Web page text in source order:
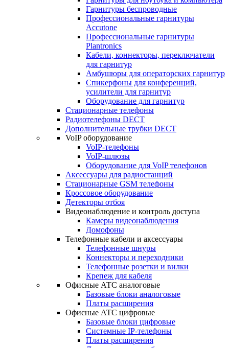
Гарнитуры беспроводные
Профессиональные гарнитуры
Accutone
Профессиональные гарнитуры
Plantronics
Кабели, коннекторы, переключатели
для гарнитур
Амбушюры для операторских гарнитур
Cпикерфоны для конференций,
усилители для гарнитур
Оборудование для гарнитур
Стационарные телефоны
Радиотелефоны DECT
Дополнительные трубки DECT
VoIP оборудование
VoIP-телефоны
VoIP-шлюзы
Оборудование для VoIP телефонов
Аксессуары для радиостанций
Стационарные GSM телефоны
Кроссовое оборудование
Детекторы отбоя
Видеонаблюдение и контроль доступа
Камеры видеонаблюдения
Домофоны
Телефонные кабели и аксессуары
Телефонные шнуры
Коннекторы и переходники
Телефонные розетки и вилки
Крепеж для кабеля
Офисные АТС аналоговые
Базовые блоки аналоговые
Платы расширения
Офисные АТС цифровые
Базовые блоки цифровые
Системные IP-телефоны
Платы расширения